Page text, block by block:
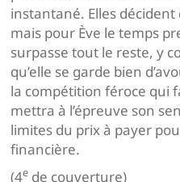
instantané. Elles
mais pour Ève le temps
surpasse tout le reste, y
qu’elle se garde bien
la compétition féroce qui
mettra à l’épreuve son
limites du prix à payer
financière.
(4e de couverture)